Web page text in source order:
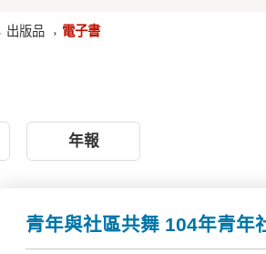
出版品 電子書
年報
青年與社區共舞 104年青年